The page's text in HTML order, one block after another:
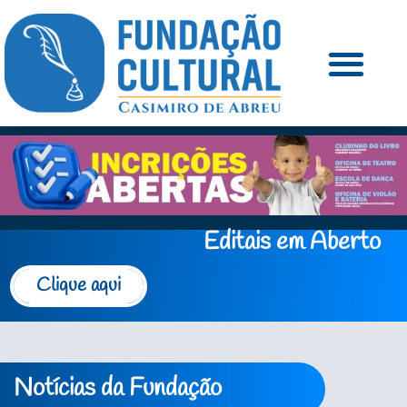
Editais em Aberto
Clique aqui
Notícias da Fundação